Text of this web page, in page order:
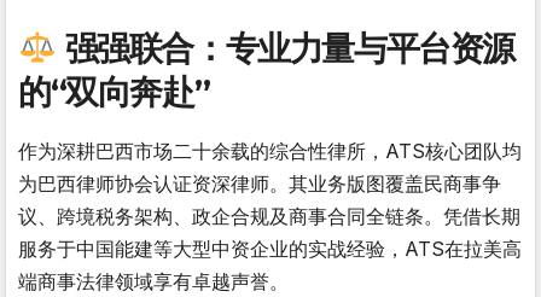
强强联合：专业力量与平台资源
的“双向奔赴”
作为深耕巴西市场二十余载的综合性律所，ATS核心团队均
为巴西律师协会认证资深律师。其业务版图覆盖民商事争
议、跨境税务架构、政企合规及商事合同全链条。凭借长期
服务于中国能建等大型中资企业的实战经验，ATS在拉美高
端商事法律领域享有卓越声誉。